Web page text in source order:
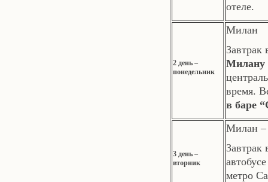
отеле.
2 день –
понедельник
Милан
Завтрак
Милану
время.
в баре
3 день –
вторник
Милан –
Завтрак
метро